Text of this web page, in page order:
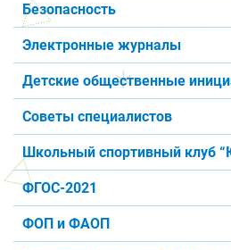
Безопасность
Электронные журналы
Детские общественные
Советы специалистов
Школьный спортивный клуб
ФГОС-2021
ФОП и ФАОП